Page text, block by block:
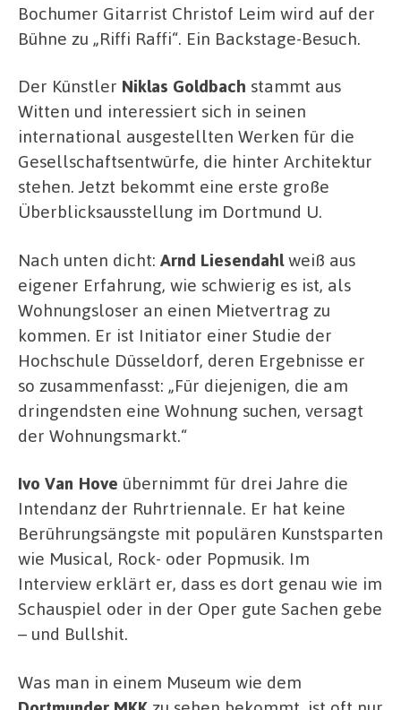
Bochumer Gitarrist Christof Leim wird auf der
Bühne zu „Riffi Raffi“. Ein Backstage-Besuch.
Der Künstler Niklas Goldbach stammt aus
Witten und interessiert sich in seinen
international ausgestellten Werken für die
Gesellschaftsentwürfe, die hinter Architektur
stehen. Jetzt bekommt eine erste große
Überblicksausstellung im Dortmund U.
Nach unten dicht: Arnd Liesendahlweiß aus
eigener Erfahrung, wie schwierig es ist, als
Wohnungsloser an einen Mietvertrag zu
kommen. Er ist Initiator einer Studie der
Hochschule Düsseldorf, deren Ergebnisse er
so zusammenfasst: „Für diejenigen, die am
dringendsten eine Wohnung suchen, versagt
der Wohnungsmarkt.“
Ivo Van Hove übernimmt für drei Jahre die
Intendanz der Ruhrtriennale. Er hat keine
Berührungsängste mit populären Kunstsparten
wie Musical, Rock- oder Popmusik. Im
Interview erklärt er, dass es dort genau wie im
Schauspiel oder in der Oper gute Sachen gebe
– und Bullshit.
Was man in einem Museum wie dem